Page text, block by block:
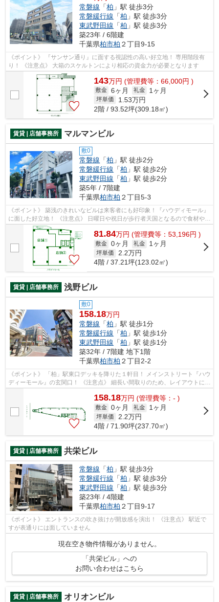
常磐線 「柏 」駅 徒歩3分
常磐緩行線 「柏 」駅 徒歩3分
東武野田線 「柏 」駅 徒歩3分
築23年 / 6階建
千葉県柏市柏 ２丁目9-15
《ポイント》 『サンサン通り』に面する視認性の高い好立地！ 専用階段有
り！ 《注意点》 大箱のスケルトンにより相応の資金力が必要となります
143万円 (管理費等：66,000円 )
敷金 6ヶ月 礼金 1ヶ月
坪単価 1.53万円
2階 / 93.52坪(309.18㎡)
賃貸 | 店舗事務所 マルマンビル
敷0
常磐線 「柏 」駅 徒歩2分
常磐緩行線 「柏 」駅 徒歩2分
東武野田線 「柏 」駅 徒歩2分
築5年 / 7階建
千葉県柏市柏 ２丁目5-3
《ポイント》 築浅のきれいなビルは来客者にも好印象！『ハウディモール』
に面した好立地！ 《注意点》 日曜日や祝日が歩行者天国となるので食材や備
品の搬入に注意
81.84万円 (管理費等：53,196円 )
敷金 0ヶ月 礼金 1ヶ月
坪単価 2.2万円
4階 / 37.21坪(123.02㎡)
賃貸 | 店舗事務所 浅野ビル
敷0
158.18万円
常磐線 「柏 」駅 徒歩1分
常磐緩行線 「柏 」駅 徒歩1分
東武野田線 「柏 」駅 徒歩1分
築32年 / 7階建 地下1階
千葉県柏市柏 ２丁目2-2
《ポイント》 「柏」駅東口デッキを降りた１軒目！ メインストリート『ハウ
ディーモール』の玄関口！ 《注意点》 細長い間取りのため、レイアウトには
158.18万円 (管理費等：- )
敷金 0ヶ月 礼金 1ヶ月
坪単価 2.2万円
4階 / 71.90坪(237.70㎡)
賃貸 | 店舗事務所 共栄ビル
常磐線 「柏 」駅 徒歩3分
常磐緩行線 「柏 」駅 徒歩3分
東武野田線 「柏 」駅 徒歩3分
築23年 / 4階建
千葉県柏市柏 ２丁目9-17
《ポイント》 エントランスの吹き抜けが開放感を演出！ 《注意点》 駅近で
すが表通りには面していません
現在空き物件情報がありません。
「共栄ビル」への
お問い合わせはこちら
賃貸 | 店舗事務所 オリオンビル